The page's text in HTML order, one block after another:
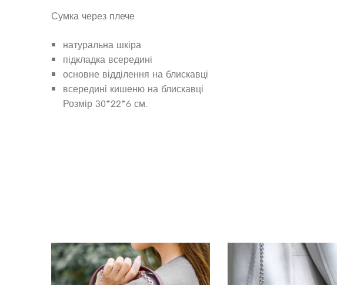
Сумка через плече
натуральна шкіра
підкладка всередині
основне відділення на блискавці
всередині кишеню на блискавці
Розмір 30*22*6 см.